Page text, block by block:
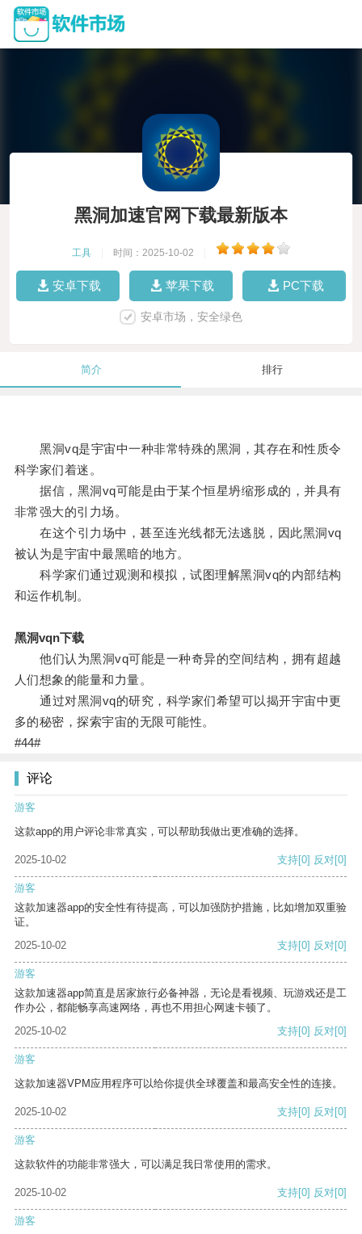
黑洞加速官网下载最新版本
工具 时间：2025-10-02
安卓下载 苹果下载 PC下载
安卓市场，安全绿色
简介 排行
黑洞vq是宇宙中一种非常特殊的黑洞，其存在和性质令
科学家们着迷。
据信，黑洞vq可能是由于某个恒星坍缩形成的，并具有
非常强大的引力场。
在这个引力场中，甚至连光线都无法逃脱，因此黑洞vq
被认为是宇宙中最黑暗的地方。
科学家们通过观测和模拟，试图理解黑洞vq的内部结构
和运作机制。
黑洞vqn下载
他们认为黑洞vq可能是一种奇异的空间结构，拥有超越
人们想象的能量和力量。
通过对黑洞vq的研究，科学家们希望可以揭开宇宙中更
多的秘密，探索宇宙的无限可能性。
#44#
评论
游客
这款app的用户评论非常真实，可以帮助我做出更准确的选择。
2025-10-02 支持[0] 反对[0]
游客
这款加速器app的安全性有待提高，可以加强防护措施，比如增加双重验
证。
2025-10-02
支持[0] 反对[0]
游客
这款加速器app简直是居家旅行必备神器，无论是看视频、玩游戏还是工
作办公，都能畅享高速网络，再也不用担心网速卡顿了。
2025-10-02
支持[0] 反对[0]
游客
这款加速器VPM应用程序可以给你提供全球覆盖和最高安全性的连接。
2025-10-02 支持[0] 反对[0]
游客
这款软件的功能非常强大，可以满足我日常使用的需求。
2025-10-02 支持[0] 反对[0]
游客